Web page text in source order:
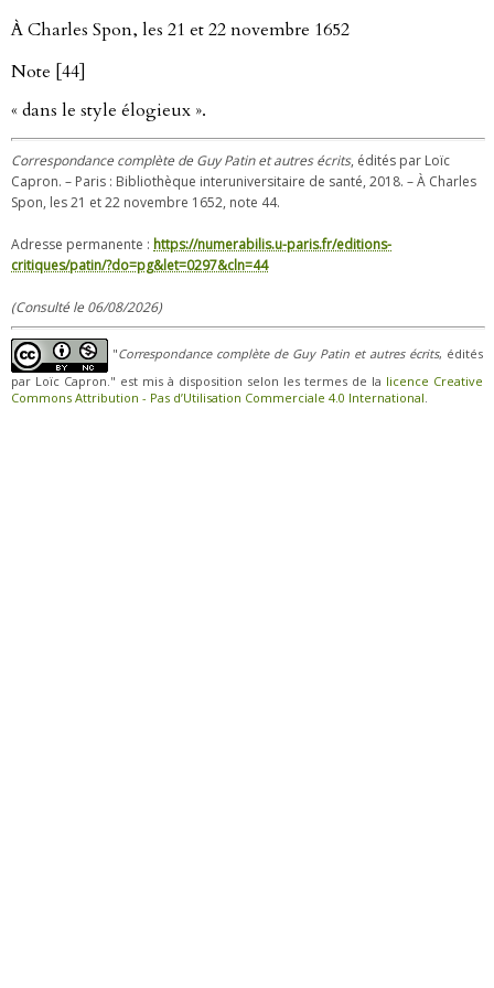
À Charles Spon, les 21 et 22 novembre 1652
Note [44]
« dans le style élogieux ».
Correspondance complète de Guy Patin et autres écrits, édités par Loïc
Capron. – Paris : Bibliothèque interuniversitaire de santé, 2018. – À Charles
Spon, les 21 et 22 novembre 1652, note 44.
Adresse permanente : https://numerabilis.u-paris.fr/editions-
critiques/patin/?do=pg&let=0297&cln=44
(Consulté le 06/08/2026)
"Correspondance complète de Guy Patin et autres écrits, édités
par Loïc Capron." est mis à disposition selon les termes de la licence Creative
Commons Attribution - Pas d’Utilisation Commerciale 4.0 International.